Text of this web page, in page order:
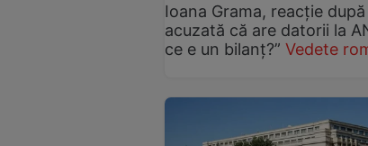
Ioana Grama, reacție
acuzată că are datorii la
ce e un bilanț?” Vedete